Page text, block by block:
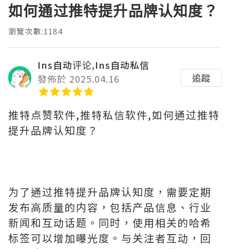
如何通过推特提升品牌认知度？
瀏覽次數:1184
Ins自动评论,Ins自动私信
發佈於 2025.04.16
追蹤
推特点赞软件,推特私信软件,如何通过推特
提升品牌认知度？
为了通过推特提升品牌认知度，需要定期
发布高质量的内容，包括产品信息、行业
新闻和互动话题。同时，使用相关的哈希
标签可以增加曝光度。与关注者互动，回